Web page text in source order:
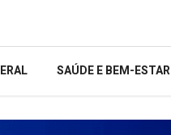
SAÚDE E BEM-ESTAR